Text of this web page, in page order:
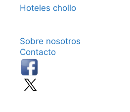
Hoteles chollo
Sobre nosotros
Contacto